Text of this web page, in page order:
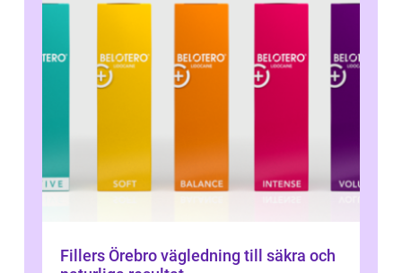
Fillers Örebro vägledning till säkra och